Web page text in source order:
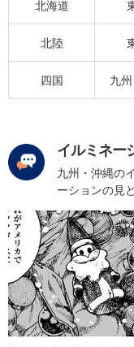
北海道
北陸
四国 九
イルミネー
九州・沖縄の
ーションの見